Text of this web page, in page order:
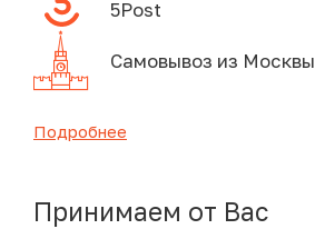
5Post
Самовывоз из Москвы
Подробнее
Принимаем от Вас